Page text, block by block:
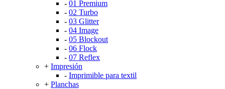
- 01 Premium
- 02 Turbo
- 03 Glitter
- 04 Image
- 05 Blockout
- 06 Flock
- 07 Reflex
+ Impresión
- Imprimible para textil
+ Planchas